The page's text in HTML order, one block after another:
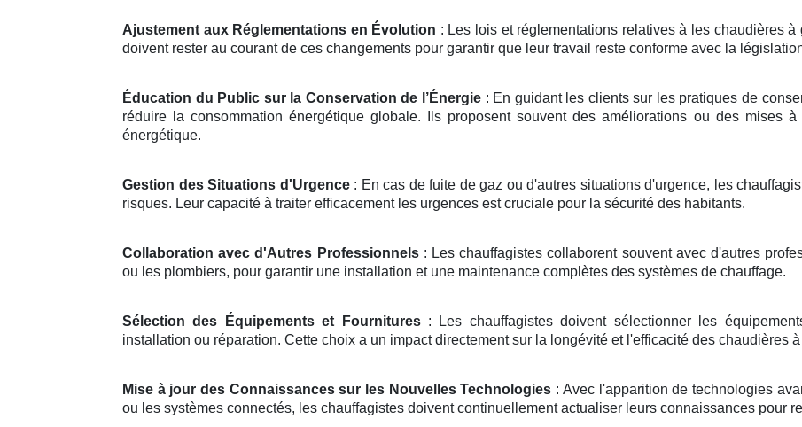
Ajustement aux Réglementations en Évolution : Les lois et réglementations relatives à les chaudières
doivent rester au courant de ces changements pour garantir que leur travail reste conforme avec la
Éducation du Public sur la Conservation de l’Énergie: En guidant les clients sur les pratiques de
réduire la consommation énergétique globale. Ils proposent souvent des améliorations ou des mises
énergétique.
Gestion des Situations d'Urgence: En cas de fuite de gaz ou d'autres situations d'urgence, les
risques. Leur capacité à traiter efficacement les urgences est cruciale pour la sécurité des habitants.
Collaboration avec d'Autres Professionnels: Les chauffagistes collaborent souvent avec d'autres
ou les plombiers, pour garantir une installation et une maintenance complètes des systèmes de chauffage.
Sélection des Équipements et Fournitures: Les chauffagistes doivent sélectionner les
installation ou réparation. Cette choix a un impact directement sur la longévité et l'efficacité des chaudières à
Mise à jour des Connaissances sur les Nouvelles Technologies : Avec l'apparition de technologies
ou les systèmes connectés, les chauffagistes doivent continuellement actualiser leurs connaissances pour